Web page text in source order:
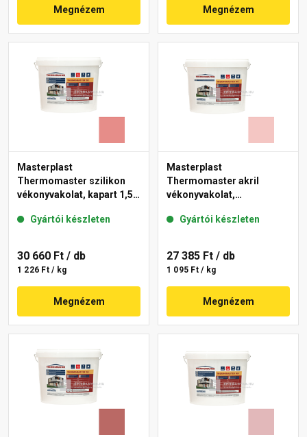
Megnézem Megnézem
Masterplast
Thermomaster szilikon
vékonyvakolat, kapart 1,5
Gyártói készleten
30 660 Ft / db
1 226 Ft / kg
Megnézem
Masterplast
Thermomaster akril
vékonyvakolat,
21-F 25 kg
Gyártói készleten
27 385 Ft / db
1 095 Ft / kg
Megnézem